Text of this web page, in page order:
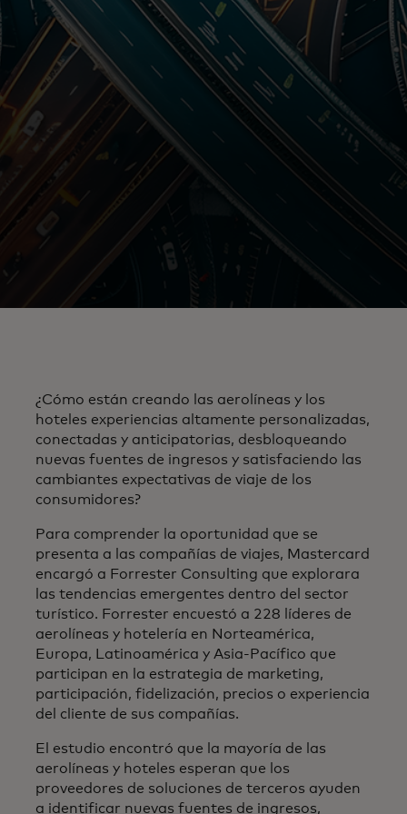
¿Cómo están creando las aerolíneas y los
hoteles experiencias altamente personalizadas,
conectadas y anticipatorias, desbloqueando
nuevas fuentes de ingresos y satisfaciendo las
cambiantes expectativas de viaje de los
consumidores?
Para comprender la oportunidad que se
presenta a las compañías de viajes, Mastercard
encargó a Forrester Consulting que explorara
las tendencias emergentes dentro del sector
turístico. Forrester encuestó a 228 líderes de
aerolíneas y hotelería en Norteamérica,
Europa, Latinoamérica y Asia-Pacífico que
participan en la estrategia de marketing,
participación, fidelización, precios o experiencia
del cliente de sus compañías.
El estudio encontró que la mayoría de las
aerolíneas y hoteles esperan que los
proveedores de soluciones de terceros ayuden
a identificar nuevas fuentes de ingresos,